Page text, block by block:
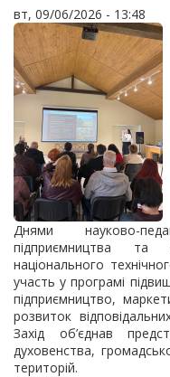
вт, 09/06/2026 - 13:48
Днями науково-
підприємництва та
національного
участь у програмі
підприємництво,
розвиток
Захід об’єднав
духовенства,
територій.